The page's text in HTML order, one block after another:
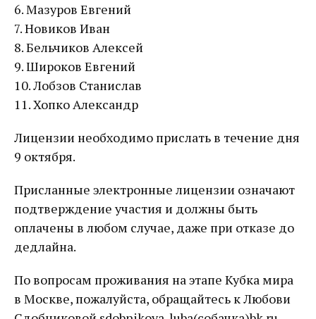
6. Мазуров Евгений
7. Новиков Иван
8. Бельчиков Алексей
9. Широков Евгений
10. Лобзов Станислав
11. Хопко Александр
Лицензии необходимо прислать в течение дня
9 октября.
Присланные электронные лицензии означают
подтверждение участия и должны быть
оплачены в любом случае, даже при отказе до
дедлайна.
По вопросам проживания на этапе Кубка мира
в Москве, пожалуйста, обращайтесь к Любови